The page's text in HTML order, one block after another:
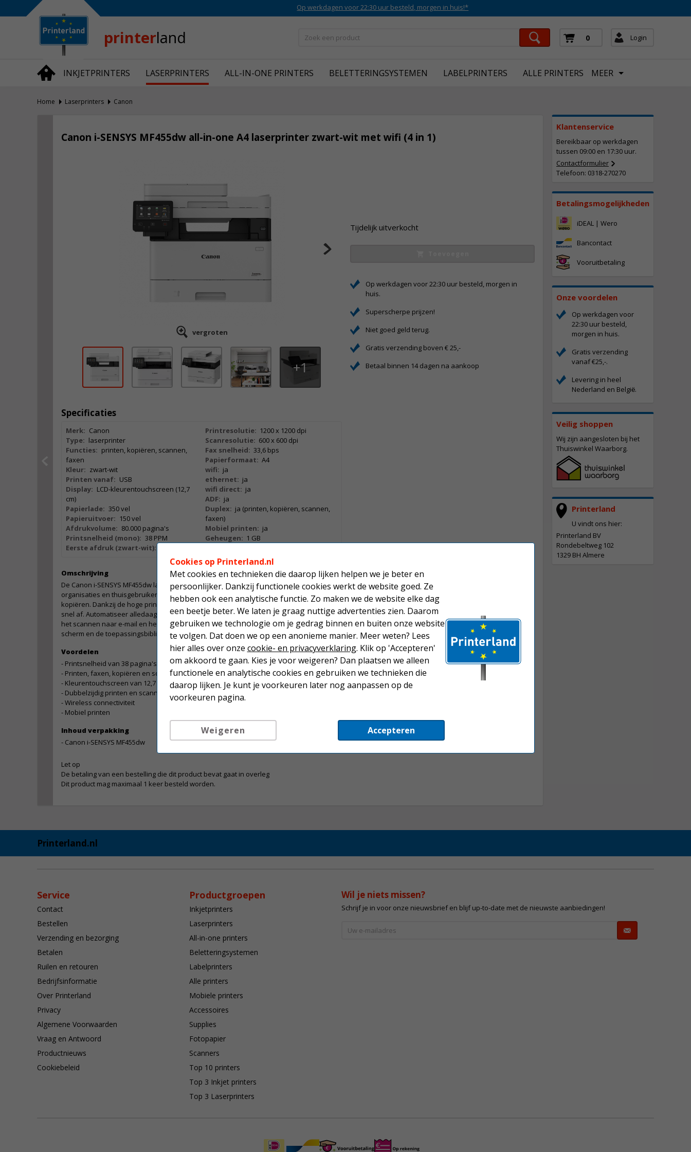
Op werkdagen voor 22:30 uur besteld, morgen in huis!*
printerland 0 Login
INKJETPRINTERS LASERPRINTERS ALL-IN-ONE PRINTERS BELETTERINGSYSTEMEN LABELPRINTERS ALLE PRINTERS MEER
Over Printerland
Privacy
Algemene Voorwaarden
Productnieuws
Home Laserprinters Canon
Klantenservice
Bereikbaar op werkdagen
tussen 09:00 en 17:30 uur.
Contactformulier
Telefoon: 0318-270270
Betalingsmogelijkheden
iDEAL | Wero
Bancontact
Vooruitbetaling
Onze voordelen
Op werkdagen voor
22:30 uur besteld,
morgen in huis.
Gratis verzending
vanaf €25,-.
Levering in heel
Nederland en België.
Veilig shoppen
Wij zijn aangesloten bij het
Thuiswinkel Waarborg.
Printerland
U vindt ons hier:
Printerland BV
Rondebeltweg 102
1329 BH Almere
Canon i-SENSYS MF455dw all-in-one A4 laserprinter zwart-wit met wifi (4 in 1)
vergroten
1
Specificaties
Merk: Canon
Type: laserprinter
Functies: printen, kopiëren, scannen,
faxen
Kleur: zwart-wit
Printen vanaf: USB
Display: LCD-kleurentouchscreen (12,7
cm)
Papierlade: 350 vel
Papieruitvoer: 150 vel
Afdrukvolume: 80.000 pagina's
Printsnelheid (mono): 38 PPM
Eerste afdruk (zwart-wit):
Printresolutie: 1200 x 1200 dpi
Scanresolutie: 600 x 600 dpi
Fax snelheid: 33,6 bps
Papierformaat: A4
wifi: ja
ethernet: ja
wifi direct: ja
ADF: ja
Duplex: ja (printen, kopiëren, scannen,
faxen)
Mobiel printen: ja
Geheugen: 1 GB
Omschrijving
De Canon i-SENSYS MF455dw laserprinter is ontworpen voor kleine tot middelgrote
organisaties en thuisgebruikers. Dit compacte model kan printen, faxen, scannen en
kopiëren. Dankzij de hoge printsnelheid van 38 pagina's per minuut drukt u documenten
snel af. Automatiseer alledaagse taken, zoals het printen van opgeslagen formulieren,
het scannen naar e-mail en het kopiëren van documenten met de knoppen op het
scherm en de toepassingsbibliotheek van Canon.
Voordelen
- Printsnelheid van 38 pagina's per minuut
- Printen, faxen, kopiëren en scannen
- Kleurentouchscreen van 12,7 cm
- Dubbelzijdig printen en scannen
- Wireless connectiviteit
- Mobiel printen
Inhoud verpakking
- Canon i-SENSYS MF455dw
Let op
De betaling van een bestelling die dit product bevat gaat in overleg
Dit product mag maximaal 1 keer besteld worden.
Tijdelijk uitverkocht
Op werkdagen voor 22:30 uur besteld, morgen in
huis.
Superscherpe prijzen!
Niet goed geld terug.
Gratis verzending boven € 25,-
Betaal binnen 14 dagen na aankoop
Printerland.nl
Service
Contact
Bestellen
Verzending en bezorging
Betalen
Ruilen en retouren
Bedrijfsinformatie
Over Printerland
Privacy
Algemene Voorwaarden
Vraag en Antwoord
Productnieuws
Cookiebeleid
Productgroepen
Inkjetprinters
Laserprinters
All-in-one printers
Beletteringsystemen
Labelprinters
Alle printers
Mobiele printers
Accessoires
Supplies
Fotopapier
Scanners
Top 10 printers
Top 3 Inkjet printers
Top 3 Laserprinters
Wil je niets missen?
Schrijf je in voor onze nieuwsbrief en blijf up-to-date met de nieuwste aanbiedingen!
Cookies op Printerland.nl
Met cookies en technieken die daarop lijken helpen we je beter en
persoonlijker. Dankzij functionele cookies werkt de website goed. Ze
hebben ook een analytische functie. Zo maken we de website elke dag
een beetje beter. We laten je graag nuttige advertenties zien. Daarom
gebruiken we technologie om je gedrag binnen en buiten onze website
te volgen. Dat doen we op een anonieme manier. Meer weten? Lees
hier alles over onze cookie- en privacyverklaring. Klik op 'Accepteren'
om akkoord te gaan. Kies je voor weigeren? Dan plaatsen we alleen
functionele en analytische cookies en gebruiken we technieken die
daarop lijken. Je kunt je voorkeuren later nog aanpassen op de
voorkeuren pagina.
Accepteren
Weigeren